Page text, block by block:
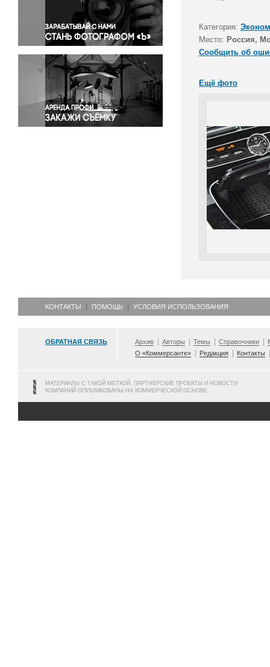
Правосудие
Происшествия и конфликты
Религия
Светская жизнь
Спорт
Экология
Экономика и бизнес
Категория:
Место: Россия,
Сообщить об
Ещё фото
КОНТАКТЫ ПОМОЩЬ УСЛОВИЯ ИСПОЛЬЗОВАНИЯ
ОБРАТНАЯ СВЯЗЬ Архив Авторы Темы Справочники
О «Коммерсанте»
Редакция Контакты
МАТЕРИАЛЫ С ТАКОЙ МЕТКОЙ, ПАРТНЕРСКИЕ ПРОЕКТЫ И НОВОСТИ
КОМПАНИЙ ОПУБЛИКОВАНЫ НА КОММЕРЧЕСКОЙ ОСНОВЕ